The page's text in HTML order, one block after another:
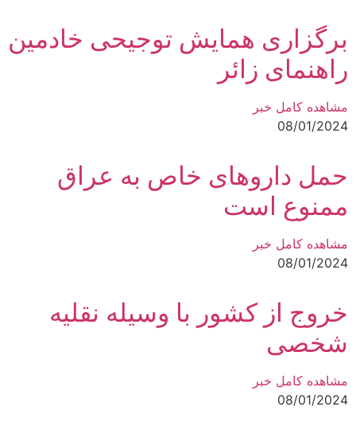
برگزاری همایش توجیحی خادمین
راهنمای زائر
مشاهده کامل خبر
08/01/2024
حمل داروهای خاص به عراق
ممنوع است
مشاهده کامل خبر
08/01/2024
خروج از کشور با وسیله نقلیه
شخصی
مشاهده کامل خبر
08/01/2024